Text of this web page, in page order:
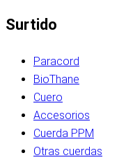
Surtido
Paracord
BioThane
Cuero
Accesorios
Cuerda PPM
Otras cuerdas